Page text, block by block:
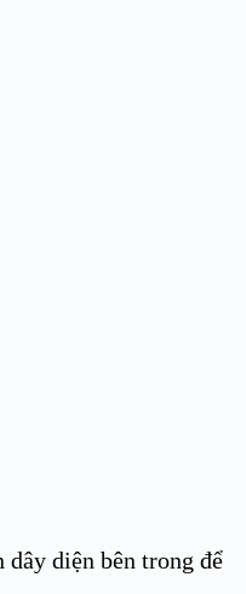
diện bên trong để